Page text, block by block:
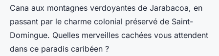
Cana aux montagnes verdoyantes de Jarabacoa, en
passant par le charme colonial préservé de Saint-
Domingue. Quelles merveilles cachées vous attendent
dans ce paradis caribéen ?